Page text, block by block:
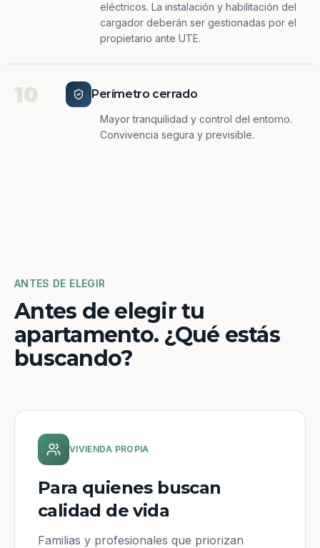
eléctricos. La instalación y habilitación del
cargador deberán ser gestionadas por el
propietario ante UTE.
10 Perímetro cerrado
Mayor tranquilidad y control del entorno.
Convivencia segura y previsible.
ANTES DE ELEGIR
Antes de elegir tu
apartamento. ¿Qué estás
buscando?
VIVIENDA PROPIA
Para quienes buscan
calidad de vida
Familias y profesionales que priorizan